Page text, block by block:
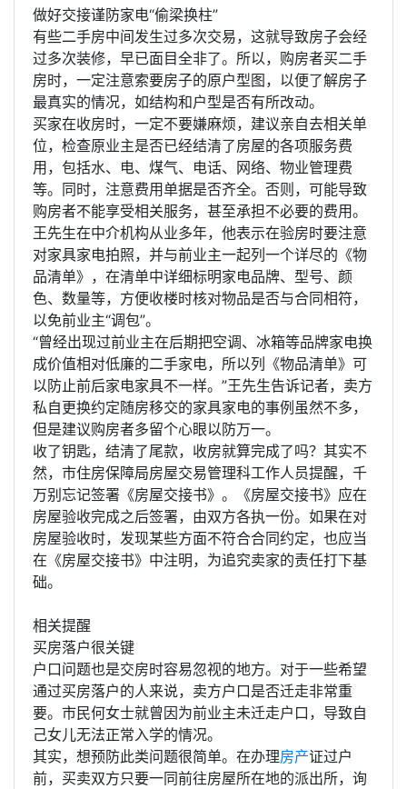
做好交接谨防家电“偷梁换柱”
有些二手房中间发生过多次交易，这就导致房子会经
过多次装修，早已面目全非了。所以，购房者买二手
房时，一定注意索要房子的原户型图，以便了解房子
最真实的情况，如结构和户型是否有所改动。
买家在收房时，一定不要嫌麻烦，建议亲自去相关单
位，检查原业主是否已经结清了房屋的各项服务费
用，包括水、电、煤气、电话、网络、物业管理费
等。同时，注意费用单据是否齐全。否则，可能导致
购房者不能享受相关服务，甚至承担不必要的费用。
王先生在中介机构从业多年，他表示在验房时要注意
对家具家电拍照，并与前业主一起列一个详尽的《物
品清单》，在清单中详细标明家电品牌、型号、颜
色、数量等，方便收楼时核对物品是否与合同相符，
以免前业主“调包”。
“曾经出现过前业主在后期把空调、冰箱等品牌家电换
成价值相对低廉的二手家电，所以列《物品清单》可
以防止前后家电家具不一样。”王先生告诉记者，卖方
私自更换约定随房移交的家具家电的事例虽然不多，
但是建议购房者多留个心眼以防万一。
收了钥匙，结清了尾款，收房就算完成了吗？其实不
然，市住房保障局房屋交易管理科工作人员提醒，千
万别忘记签署《房屋交接书》。《房屋交接书》应在
房屋验收完成之后签署，由双方各执一份。如果在对
房屋验收时，发现某些方面不符合合同约定，也应当
在《房屋交接书》中注明，为追究卖家的责任打下基
础。
相关提醒
买房落户很关键
户口问题也是交房时容易忽视的地方。对于一些希望
通过买房落户的人来说，卖方户口是否迁走非常重
要。市民何女士就曾因为前业主未迁走户口，导致自
己女儿无法正常入学的情况。
其实，想预防此类问题很简单。在办理房产证过户
前，买卖双方只要一同前往房屋所在地的派出所，询